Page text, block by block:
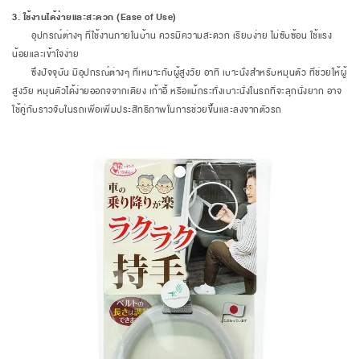
3. ใช้งานได้ง่ายและสะดวก (Ease of Use)
อุปกรณ์ต่างๆ ที่ใช้งานภายในบ้าน ควรมีความสะดวก เรียบง่าย ไม่ซับซ้อน ใช้แรง
น้อยและเข้าใจง่าย
ซึ่งปัจจุบัน มีอุปกรณ์ต่างๆ ที่เหมาะกับผู้สูงวัย อาทิ เบาะนั่งสำหรับหมุนตัว ที่ช่วยให้ผู้
สูงวัย หมุนตัวได้ง่ายออกจจากเตียง เก้าอี้ หรือแม้กระทั่งเบาะนั่งในรถที่จะลุกนั่งยาก อาจ
ใช้คู่กับราวจับในรถเพื่อเพิ่มประสิทธิภาพในการช่วยขึ้นและลงจากตัวรถ